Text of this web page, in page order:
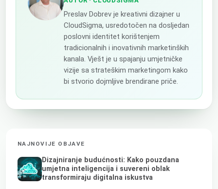
Preslav Dobrev je kreativni dizajner u
CloudSigma, usredotočen na dosljedan
poslovni identitet korištenjem
tradicionalnih i inovativnih marketinških
kanala. Vješt je u spajanju umjetničke
vizije sa strateškim marketingom kako
bi stvorio dojmljive brendirane priče.
NAJNOVIJE OBJAVE
Dizajniranje budućnosti: Kako pouzdana
umjetna inteligencija i suvereni oblak
transformiraju digitalna iskustva